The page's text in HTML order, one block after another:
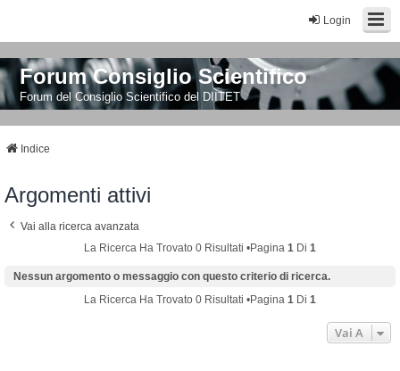
Login
Forum Consiglio Scientifico
Forum del Consiglio Scientifico del DIITET
Indice
Argomenti attivi
Vai alla ricerca avanzata
La Ricerca Ha Trovato 0 Risultati •Pagina 1 Di 1
Nessun argomento o messaggio con questo criterio di ricerca.
La Ricerca Ha Trovato 0 Risultati •Pagina 1 Di 1
Vai A